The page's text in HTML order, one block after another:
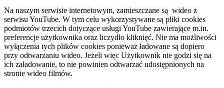
Na naszym serwisie internetowym, zamieszczane są wideo z
serwisu YouTube. W tym celu wykorzystywane są pliki cookies
podmiotów trzecich dotyczące usługi YouTube zawierające m.in.
preferencje użytkownika oraz liczydło kliknięć. Nie ma możliwości
wyłączenia tych plików cookies ponieważ ładowane są dopiero
przy odtwarzaniu wideo. Jeżeli więc Użytkownik nie godzi się na
ich załadowanie, to nie powinien odtwarzać udostępnionych na
stronie wideo filmów.